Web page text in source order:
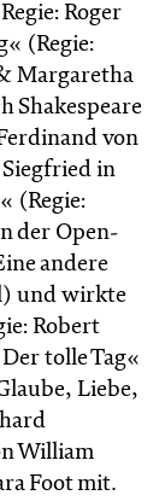
Roger
(Regie:
Margaretha
Shakespeare
von
in
(Regie:
der Open-
andere
und wirkte
Robert
tolle Tag«
Liebe,
William
Foot mit.